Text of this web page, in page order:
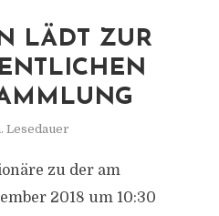
LÄDT ZUR
H
Lesedauer
zu der am
2018 um 10:30